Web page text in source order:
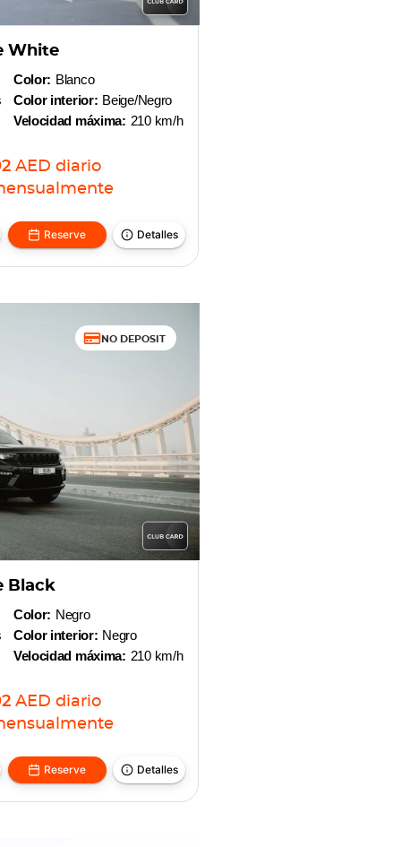
White
Color: Blanco
Color interior: Beige/Negro
Velocidad máxima: 210 km/h
AED diario
Reserve Detalles
NO DEPOSIT
Black
Color: Negro
Color interior: Negro
Velocidad máxima: 210 km/h
AED diario
Reserve Detalles